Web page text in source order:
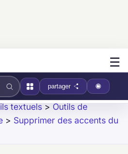
☰
partager
textuels > Outils de
> Supprimer des accents du